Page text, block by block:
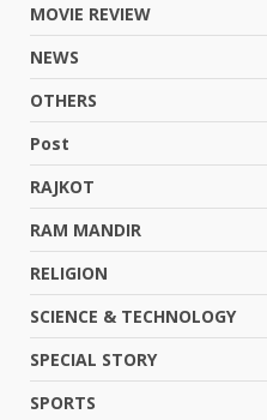
MOVIE REVIEW
NEWS
OTHERS
Post
RAJKOT
RAM MANDIR
RELIGION
SCIENCE & TECHNOLOGY
SPECIAL STORY
SPORTS